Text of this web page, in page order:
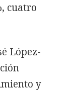
cuatro
López-
y